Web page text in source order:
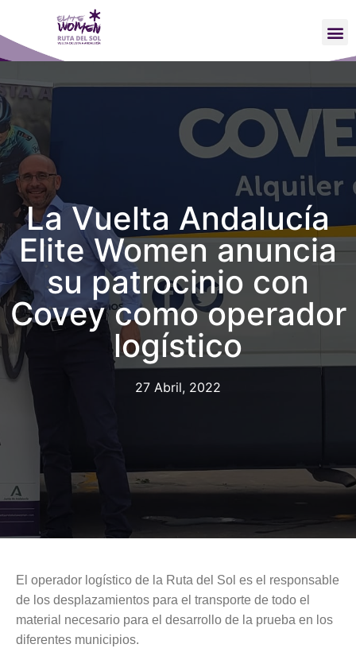
La Vuelta Andalucía
Elite Women anuncia
su patrocinio con
Covey como operador
logístico
27 Abril, 2022
El operador logístico de la Ruta del Sol es el responsable
de los desplazamientos para el transporte de todo el
material necesario para el desarrollo de la prueba en los
diferentes municipios.